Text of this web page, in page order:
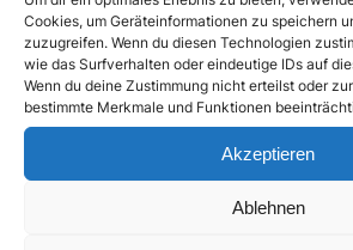
Cookies, um Geräteinformationen zu speichern
zuzugreifen. Wenn du diesen Technologien
wie das Surfverhalten oder eindeutige IDs auf
Wenn du deine Zustimmung nicht erteilst oder
bestimmte Merkmale und Funktionen
Akzeptieren
Ablehnen
Schulkonferenz hat und wie sie
zusammensetzt.
Wichtiger Hinweis : Die Protokolle
Schulkonferenzen der letzten
Elternteil im Sektretariat einsehbar.